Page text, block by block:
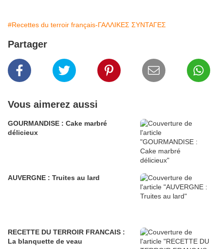
#Recettes du terroir français-ΓΑΛΛΙΚΕΣ ΣΥΝΤΑΓΕΣ
Partager
Vous aimerez aussi
GOURMANDISE : Cake marbré
délicieux
AUVERGNE : Truites au lard
RECETTE DU TERROIR FRANCAIS :
La blanquette de veau